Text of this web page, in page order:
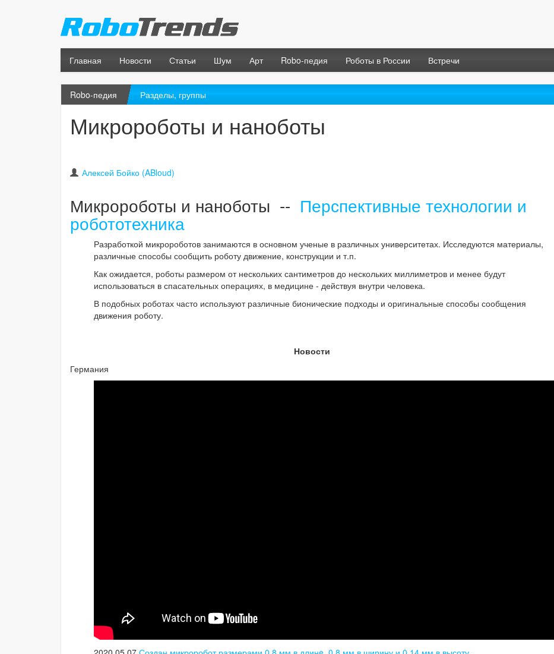
Главная Новости Статьи Шум Арт Robo-педия Роботы в России Встречи
Robo-педия Разделы, группы
Микророботы и наноботы
Алексей Бойко (ABloud)
Микророботы и наноботы -- Перспективные технологии и
робототехника
Разработкой микророботов занимаются в основном ученые в различных университетах. Исследуются материалы,
различные способы сообщить роботу движение, конструкции и т.п.
Как ожидается, роботы размером от нескольких сантиметров до нескольких миллиметров и менее будут
использоваться в спасательных операциях, в медицине - действуя внутри человека.
В подобных роботах часто используют различные бионические подходы и оригинальные способы сообщения
движения роботу.
Новости
Германия